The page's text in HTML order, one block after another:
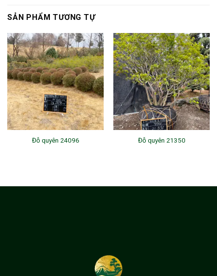
SẢN PHẨM TƯƠNG TỰ
Đỗ quyên 24096 Đỗ quyên 21350